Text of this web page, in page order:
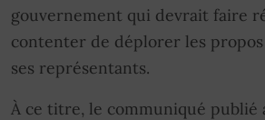
gouvernement qui devrait faire
contenter de déplorer les
ses représentants.
À ce titre, le communiqué publié